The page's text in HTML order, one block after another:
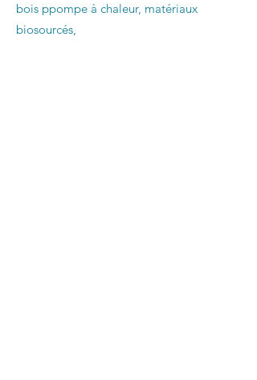
bois ppompe à chaleur, matériaux
biosourcés,